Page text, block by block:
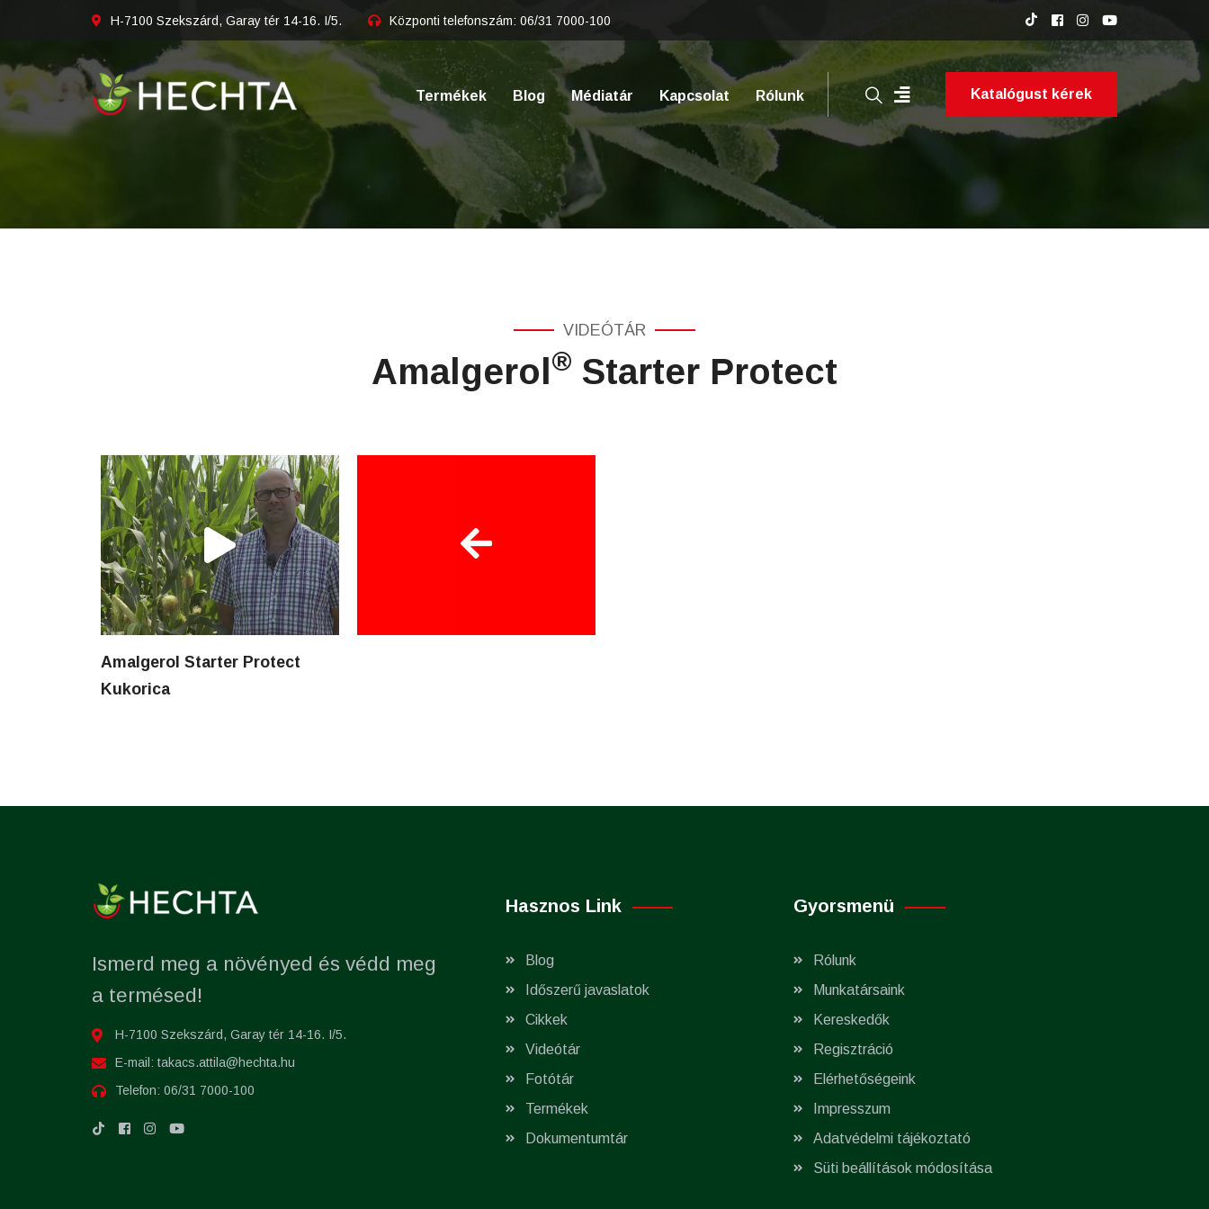
H-7100 Szekszárd, Garay tér 14-16. I/5. Központi telefonszám: 06/31 7000-100
Termékek Blog Médiatár Kapcsolat Rólunk Katalógust kérek
VIDEÓTÁR
Amalgerol ® Starter Protect
Amalgerol Starter Protect
Kukorica
Ismerd meg a növényed és védd meg
a termésed!
H-7100 Szekszárd, Garay tér 14-16. I/5.
E-mail: takacs.attila@hechta.hu
Telefon: 06/31 7000-100
Hasznos Link
Blog
Időszerű javaslatok
Cikkek
Videótár
Fotótár
Termékek
Dokumentumtár
Gyorsmenü
Rólunk
Munkatársaink
Kereskedők
Regisztráció
Elérhetőségeink
Impresszum
Adatvédelmi tájékoztató
Süti beállítások módosítása